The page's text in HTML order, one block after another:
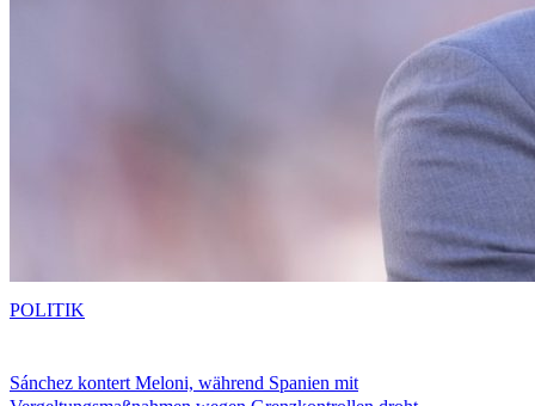
Sánchez kontert Meloni, während Spanien mit
POLITIK